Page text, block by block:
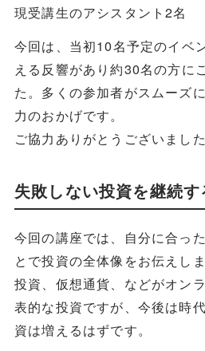
現受講生のアシスタント2名
今回は、当初10名予定のイベ
える反響があり約30名の方に
た。多くの参加者がスムーズ
力のおかげです。
ご協力ありがとうございました
失敗しない投資を継続
今回の講座では、自分に合っ
とで投資の全体像をお伝えし
投資、仮想通貨、などがオン
表的な投資ですが、今後は時
資は増えるはずです。